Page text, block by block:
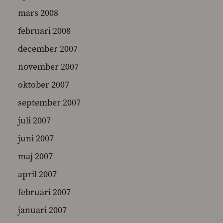
mars 2008
februari 2008
december 2007
november 2007
oktober 2007
september 2007
juli 2007
juni 2007
maj 2007
april 2007
februari 2007
januari 2007